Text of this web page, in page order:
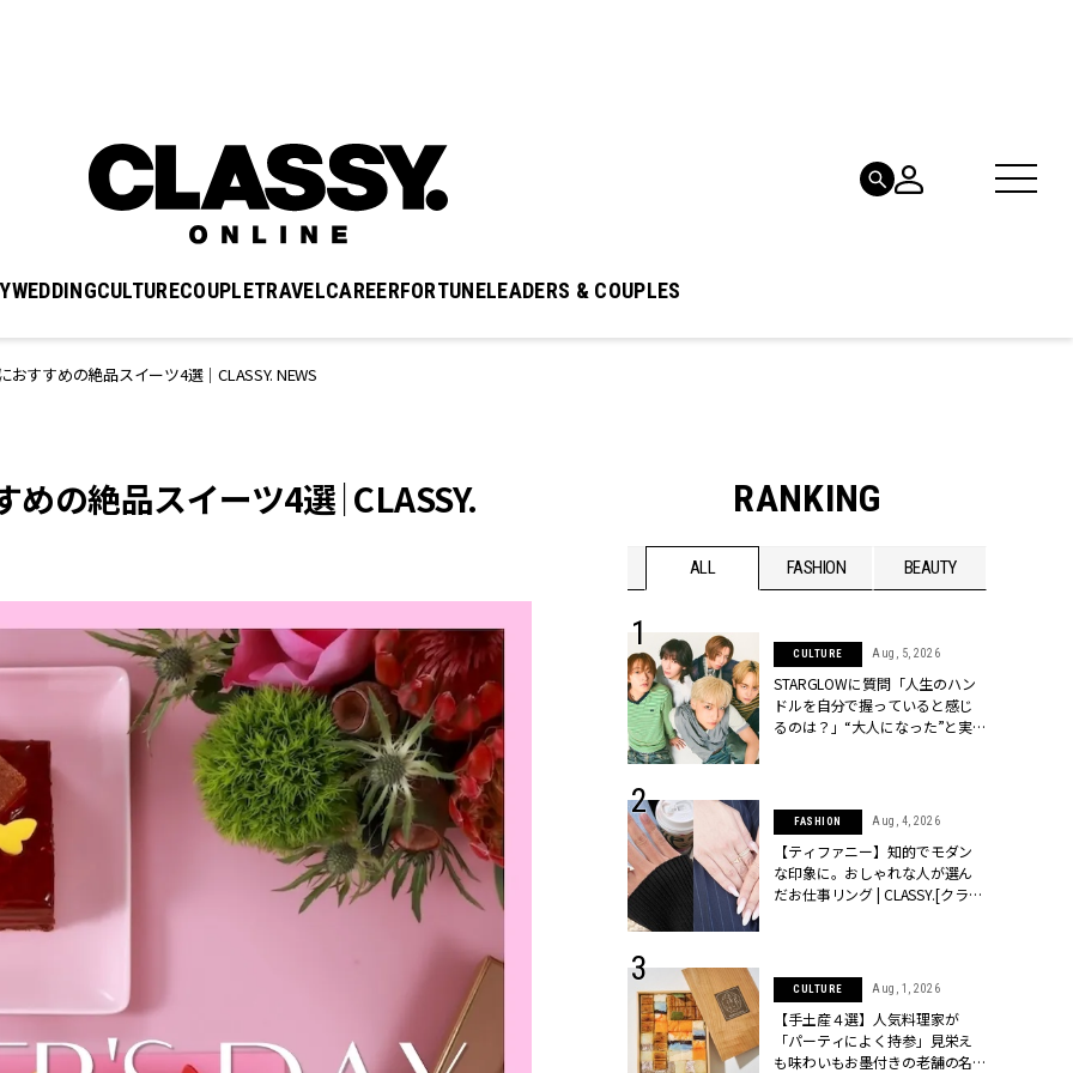
WEDDINGCULTURECOUPLETRAVELCAREERFORTUNELEADERS & COUPLES
すすめの絶品スイーツ4選｜CLASSY. NEWS
の絶品スイーツ4選｜CLASSY. RANKING
ALL FASHION BEAUTY
Aug, 5, 2026
ユニクロ名品も！日焼け対策ガ
チ勢の「ないと無理」なアイテ
ムハック7選 | CLASSY.[クラッシ
Aug, 5, 2026
夏の深刻なくすみ・色ムラにア
【落ちない名品リップ10選】塗
り直しできない・皮むけしやす
いetc.悩みをクリア | CLASSY.[ク
WEDDING
結婚式に黒ドレスはアリ？お呼
ばれで失敗しないコーデ＆マナ
ーを解説 | CLASSY.[クラッシィ]
WEDDING
【結婚指輪】人気ブランドのリ
ング22選｜20〜30代カップルの
エピソードも | CLASSY.[クラッシ
ィ]
WEDDING
【一生ものジュエリー】1つでも
存在感が際立つ！ポメラートの
「トゥギャザー」シリーズに注
CULTURE Aug, 5, 2026
STARGLOWに質問「人生のハン
ドルを自分で握っていると感じ
るのは？」“大️人になった”と実
FASHION Aug, 4, 2026
【ティファニー】知的でモダン
な印象に。おしゃれな人が選ん
だお仕事リング | CLASSY.[クラッ
CULTURE Aug, 1, 2026
【手土産４選】人気料理家が
「パーティによく持参」見栄え
も味わいもお墨付きの老舗の名